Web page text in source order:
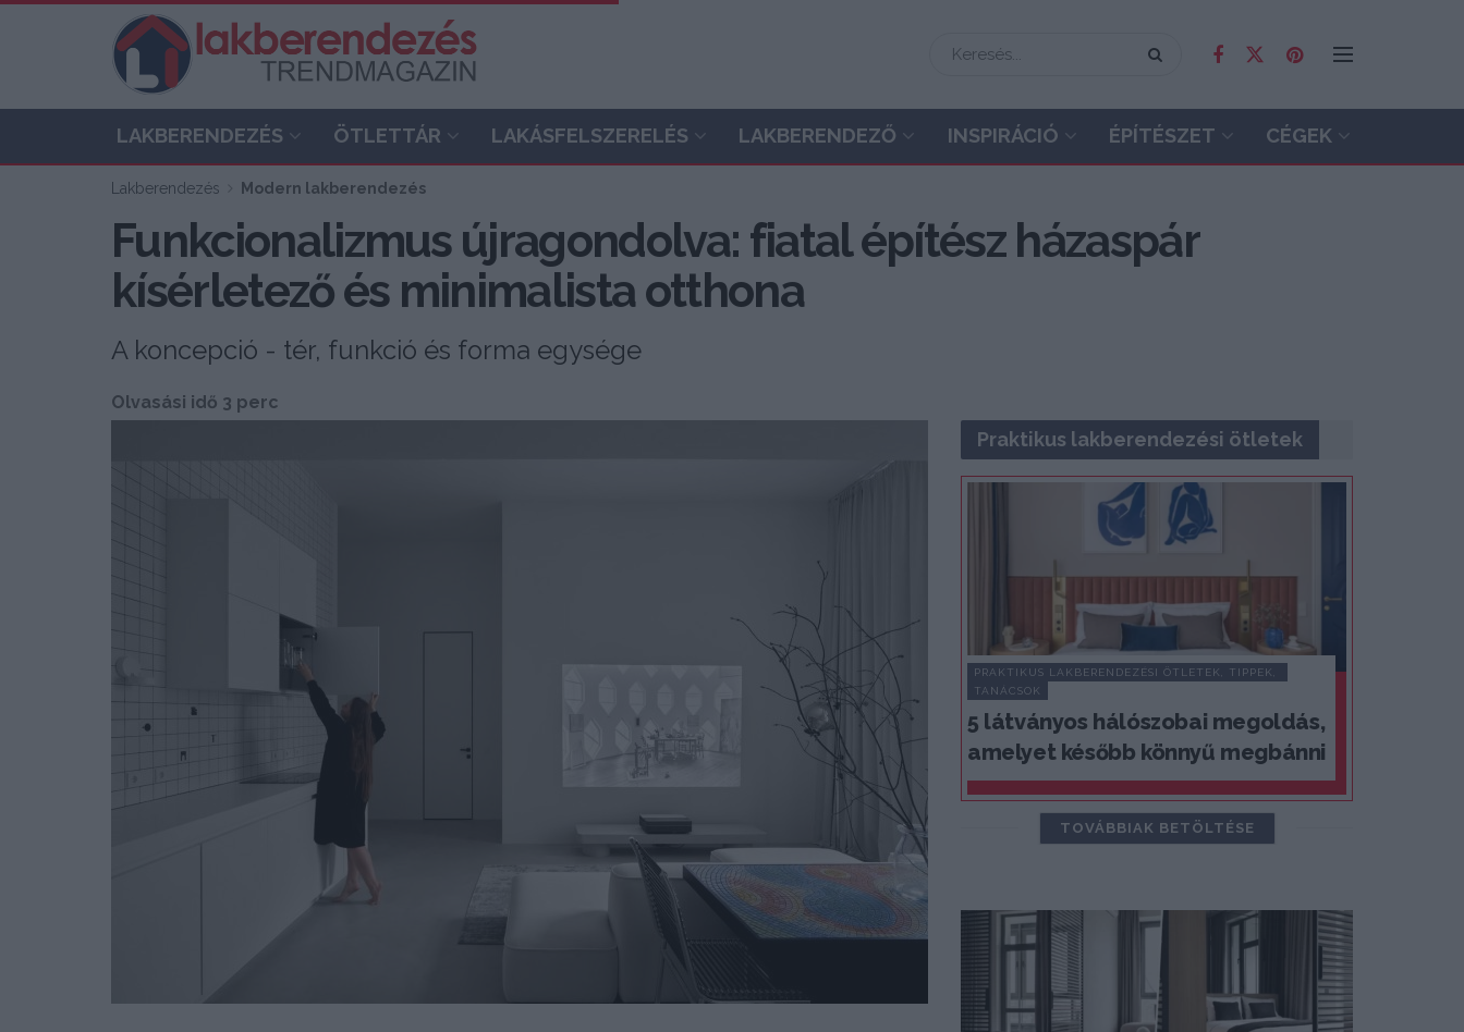
LAKBERENDEZÉS ÖTLETTÁR LAKÁSFELSZERELÉS LAKBERENDEZŐ INSPIRÁCIÓ ÉPÍTÉSZET CÉGEK
Lakberendezés Modern lakberendezés
Funkcionalizmus újragondolva: fiatal építész házaspár
kísérletező és minimalista otthona
A koncepció - tér, funkció és forma egysége
Olvasási idő 3 perc
Praktikus lakberendezési ötletek
PRAKTIKUS LAKBERENDEZÉSI ÖTLETEK, TIPPEK,
TANÁCSOK
5 látványos hálószobai megoldás,
amelyet később könnyű megbánni
TOVÁBBIAK BETÖLTÉSE